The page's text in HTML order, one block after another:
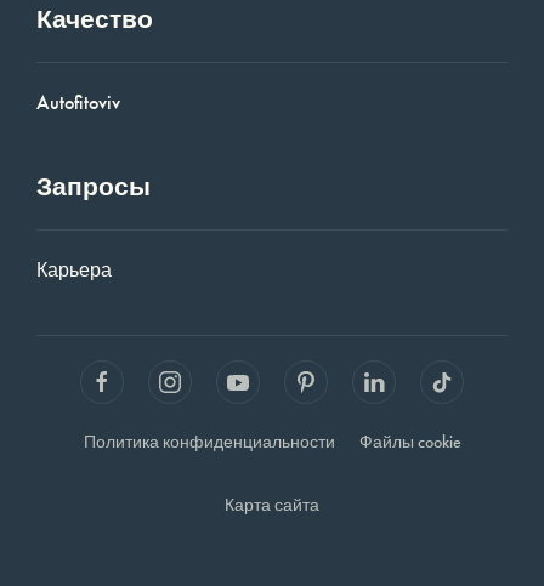
Качество
Autofitoviv
Запросы
Карьера
Политика конфиденциальности Файлы cookie
Карта сайта